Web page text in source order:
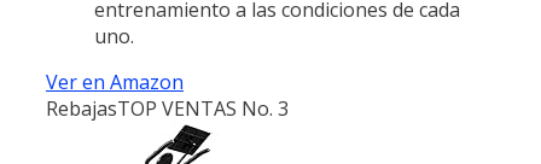
entrenamiento a las condiciones de cada
uno.
Ver en Amazon
RebajasTOP VENTAS No. 3